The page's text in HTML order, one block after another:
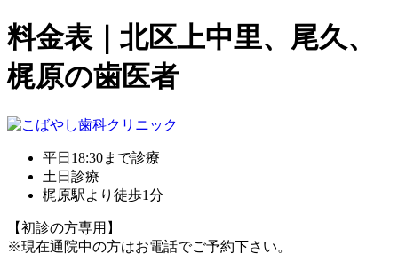
料金表｜北区上中里、尾久、
梶原の歯医者
平日18:30まで診療
土日診療
梶原駅より徒歩1分
【初診の方専用】
※現在通院中の方はお電話でご予約下さい。